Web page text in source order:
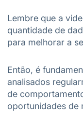
Lembre que a
quantidade de
para melhorar a
Então, é
analisados
de
oportunidades de